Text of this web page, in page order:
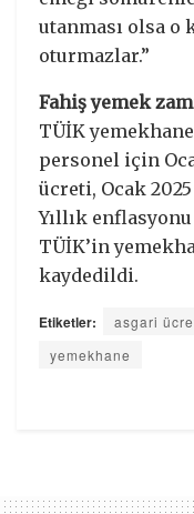
utanması olsa
oturmazlar.”
Fahiş yemek
TÜİK
personel için
ücreti, Ocak
Yıllık
TÜİK’in
kaydedildi.
Etiketler: asgari
yemekhane